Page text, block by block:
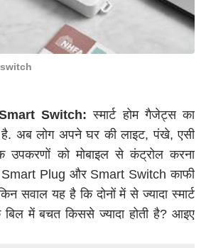
Switch: स्मार्ट होम गैजेट्स का
अब लोग अपने घर की लाइट, पंखे, एसी
उपकरणों को मोबाइल से कंट्रोल करना
Plug और Smart Switch काफी
सवाल यह है कि दोनों में से ज्यादा स्मार्ट
में बचत किससे ज्यादा होती है? आइए